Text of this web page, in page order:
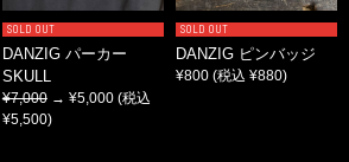
SOLD OUT
DANZIG パーカー
SKULL
¥7,000→ ¥5,000 (税込
¥5,500)
SOLD OUT
DANZIG ピンバッジ
¥800 (税込 ¥880)